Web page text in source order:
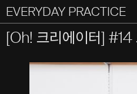
EVERYDAY PRACTICE
일상의실천
All Types Graphic
Everyday
[Oh! 크리에이터] #14